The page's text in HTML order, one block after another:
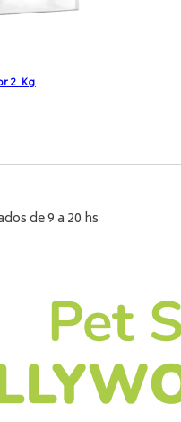
2 Kg
de 9 a 20 hs